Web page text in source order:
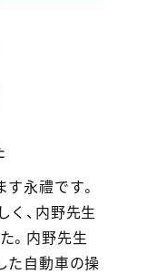
永禮です。
く、内野先生
。内野先生
た自動車の操